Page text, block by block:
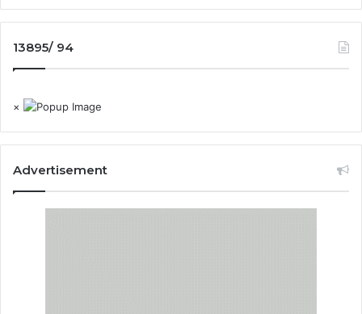
13895/ 94
×
Advertisement